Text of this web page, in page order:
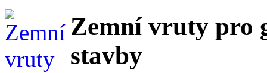
Zemní vruty pro
stavby